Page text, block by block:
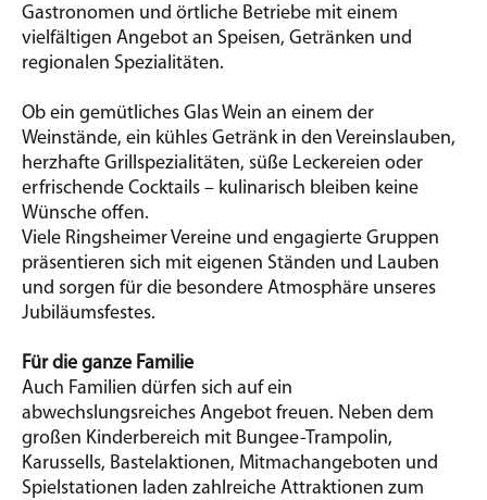
Gastronomen und örtliche Betriebe mit einem
vielfältigen Angebot an Speisen, Getränken und
regionalen Spezialitäten.
Ob ein gemütliches Glas Wein an einem der
Weinstände, ein kühles Getränk in den Vereinslauben,
herzhafte Grillspezialitäten, süße Leckereien oder
erfrischende Cocktails – kulinarisch bleiben keine
Wünsche offen.
Viele Ringsheimer Vereine und engagierte Gruppen
präsentieren sich mit eigenen Ständen und Lauben
und sorgen für die besondere Atmosphäre unseres
Jubiläumsfestes.
Für die ganze Familie
Auch Familien dürfen sich auf ein
abwechslungsreiches Angebot freuen. Neben dem
großen Kinderbereich mit Bungee-Trampolin,
Karussells, Bastelaktionen, Mitmachangeboten und
Spielstationen laden zahlreiche Attraktionen zum